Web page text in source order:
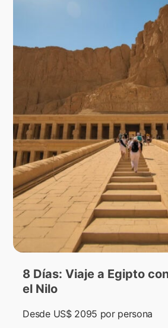
8 Días: Viaje a Egipto
el Nilo
Desde US$ 2095 por persona